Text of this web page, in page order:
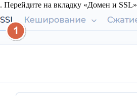
Перейдите на вкладку «Домен и SSL»